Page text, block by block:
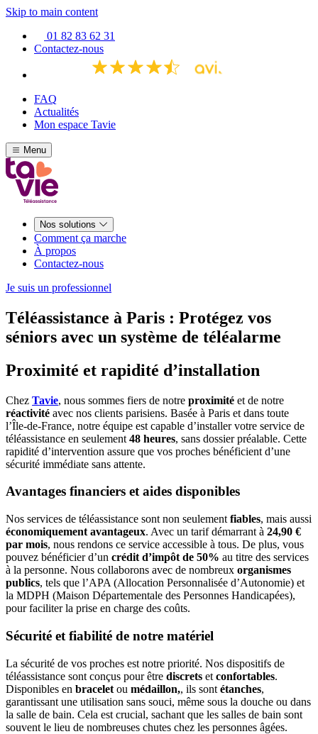
Skip to main content
01 82 83 62 31
Contactez-nous
FAQ
Actualités
Mon espace Tavie
Menu
Nos solutions
Comment ça marche
À propos
Contactez-nous
Je suis un professionnel
Téléassistance à Paris : Protégez vos
séniors avec un système de téléalarme
Proximité et rapidité d’installation
Chez Tavie, nous sommes fiers de notre proximité et de notre
réactivité avec nos clients parisiens. Basée à Paris et dans toute
l’Île-de-France, notre équipe est capable d’installer votre service de
téléassistance en seulement 48 heures, sans dossier préalable. Cette
rapidité d’intervention assure que vos proches bénéficient d’une
sécurité immédiate sans attente.
Avantages financiers et aides disponibles
Nos services de téléassistance sont non seulement fiables, mais aussi
économiquement avantageux. Avec un tarif démarrant à 24,90 €
par mois, nous rendons ce service accessible à tous. De plus, vous
pouvez bénéficier d’un crédit d’impôt de 50% au titre des services
à la personne. Nous collaborons avec de nombreux organismes
publics, tels que l’APA (Allocation Personnalisée d’Autonomie) et
la MDPH (Maison Départementale des Personnes Handicapées),
pour faciliter la prise en charge des coûts.
Sécurité et fiabilité de notre matériel
La sécurité de vos proches est notre priorité. Nos dispositifs de
téléassistance sont conçus pour être discrets et confortables.
Disponibles en bracelet ou médaillon,, ils sont étanches,
garantissant une utilisation sans souci, même sous la douche ou dans
la salle de bain. Cela est crucial, sachant que les salles de bain sont
souvent le lieu de nombreuses chutes chez les personnes âgées.